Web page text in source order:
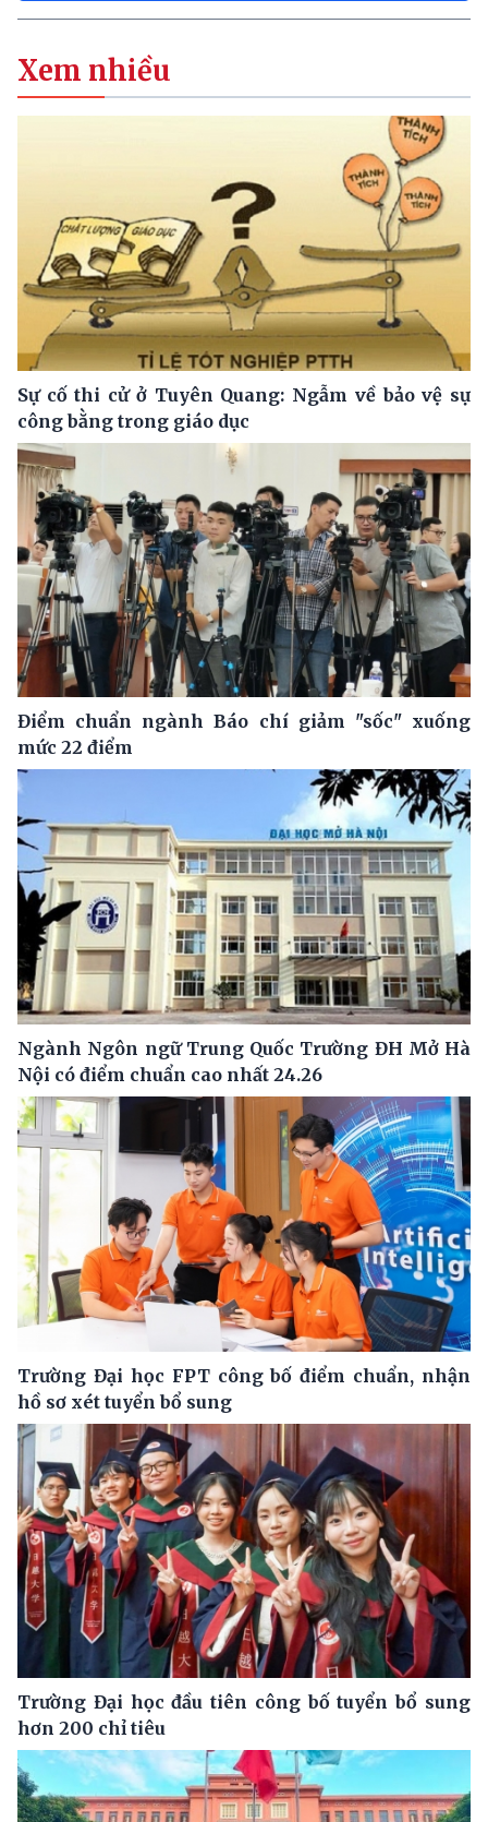
Xem nhiều
Sự cố thi cử ở Tuyên Quang: Ngẫm về bảo vệ sự
công bằng trong giáo dục
Điểm chuẩn ngành Báo chí giảm "sốc" xuống
mức 22 điểm
Ngành Ngôn ngữ Trung Quốc Trường ĐH Mở Hà
Nội có điểm chuẩn cao nhất 24.26
Trường Đại học FPT công bố điểm chuẩn, nhận
hồ sơ xét tuyển bổ sung
Trường Đại học đầu tiên công bố tuyển bổ sung
hơn 200 chỉ tiêu